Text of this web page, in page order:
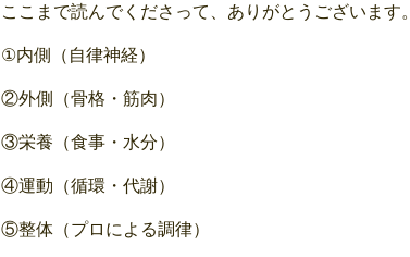
ここまで読んでくださって、ありがとうございます。
①内側（自律神経）
②外側（骨格・筋肉）
③栄養（食事・水分）
④運動（循環・代謝）
⑤整体（プロによる調律）